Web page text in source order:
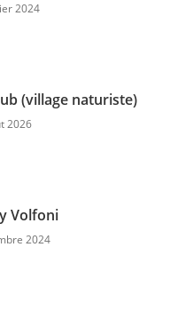
2024
(village naturiste)
2026
Volfoni
2024